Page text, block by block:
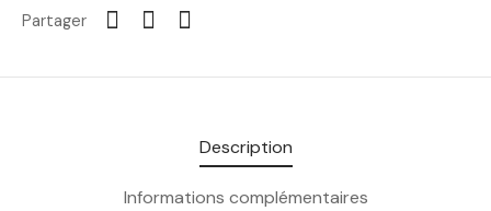
Partager
Description
Informations complémentaires